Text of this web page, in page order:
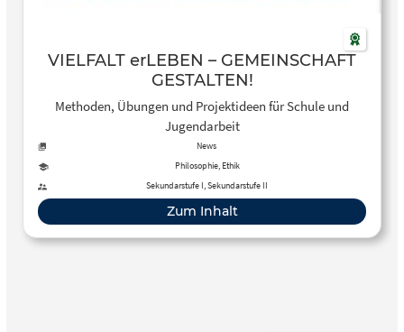
VIELFALT erLEBEN – GEMEINSCHAFT
GESTALTEN!
Methoden, Übungen und Projektideen für Schule und
Jugendarbeit
News
Philosophie, Ethik
Sekundarstufe I, Sekundarstufe II
Zum Inhalt